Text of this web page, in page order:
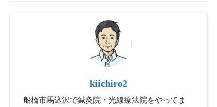
kiichiro2
船橋市馬込沢で鍼灸院・光線療法院をやってま